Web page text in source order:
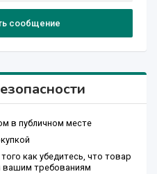
сообщение
в публичном месте
как убедитесь, что товар
вашим требованиям